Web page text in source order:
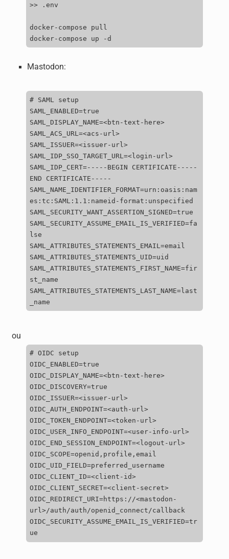
>> .env
docker-compose pull
Mastodon:
# SAML
setup
SAML_ENABLED=true
SAML_DISPLAY_NAME=<btn -text - here>
SAML_ACS_URL =<acs - url >
SAML_ISSUER=<issuer- url >
SAML_IDP_SSO_TARGET_URL =<login - url >
SAML_IDP_CERT=----- BEGIN CERTIFICATE -----
END
CERTIFICATE -----
SAML_NAME_IDENTIFIER_FORMAT=urn : oasis : nam
es : tc : SAML : 1.1 : nameid - format : unspecified
SAML_SECURITY_WANT_ASSERTION_SIGNED=true
SAML_SECURITY_ASSUME_EMAIL_IS_VERIFIED=fa
lse
SAML_ATTRIBUTES_STATEMENTS_EMAIL =email
SAML_ATTRIBUTES_STATEMENTS_UID=uid
SAML_ATTRIBUTES_STATEMENTS_FIRST_NAME=fir
st_name
SAML_ATTRIBUTES_STATEMENTS_LAST_NAME=last
_name
ou
# OIDC
setup
OIDC_ENABLED=true
OIDC_DISPLAY_NAME=<btn -text - here>
OIDC_DISCOVERY=true
OIDC_ISSUER=<issuer- url>
OIDC_AUTH_ENDPOINT=<auth - url>
OIDC_TOKEN_ENDPOINT=<token - url>
OIDC_USER_INFO_ENDPOINT=<user- info - url>
OIDC_END_SESSION_ENDPOINT=<logout - url>
OIDC_SCOPE=openid , profile , email
OIDC_UID_FIELD=preferred_username
OIDC_CLIENT_ID=<client - id>
OIDC_CLIENT_SECRET=<client - secret>
OIDC_REDIRECT_URI=https : //<mastodon -
url>/auth/auth/openid_connect/callback
OIDC_SECURITY_ASSUME_EMAIL_IS_VERIFIED=tr
ue